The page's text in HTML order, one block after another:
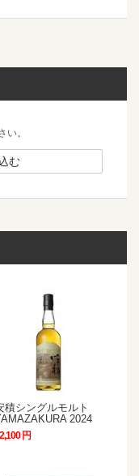
い。
む
積シングルモルト
2024
円